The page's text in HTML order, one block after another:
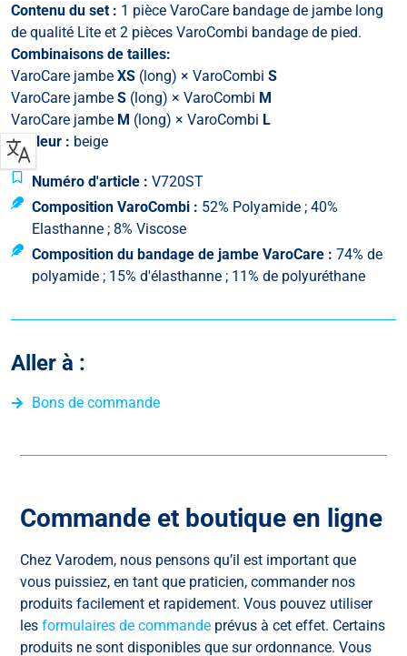
Contenu du set : 1 pièce VaroCare bandage de jambe long
de qualité Lite et 2 pièces VaroCombi bandage de pied.
Combinaisons de tailles:
VaroCare jambe XS (long) × VaroCombi S
VaroCare jambe S (long) × VaroCombi M
VaroCare jambe M (long) × VaroCombi L
Couleur : beige
Numéro d'article : V720ST
Composition VaroCombi : 52% Polyamide ; 40%
Elasthanne ; 8% Viscose
Composition du bandage de jambe VaroCare : 74% de
polyamide ; 15% d'élasthanne ; 11% de polyuréthane
Aller à :
Bons de commande
Commande et boutique en ligne
Chez Varodem, nous pensons qu’il est important que
vous puissiez, en tant que praticien, commander nos
produits facilement et rapidement. Vous pouvez utiliser
les formulaires de commande prévus à cet effet. Certains
produits ne sont disponibles que sur ordonnance. Vous